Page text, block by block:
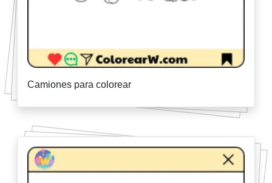
Camiones para colorear